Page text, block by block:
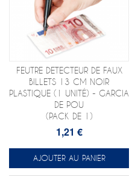
FEUTRE DETECTEUR DE FAUX
BILLETS 13 CM NOIR
PLASTIQUE (1 UNITÉ) - GARCIA
DE POU
(PACK DE 1)
1,21 €
AJOUTER AU PANIER